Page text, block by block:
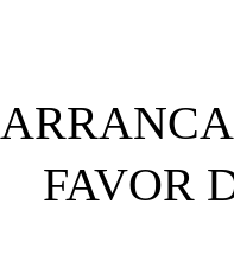
FAVOR